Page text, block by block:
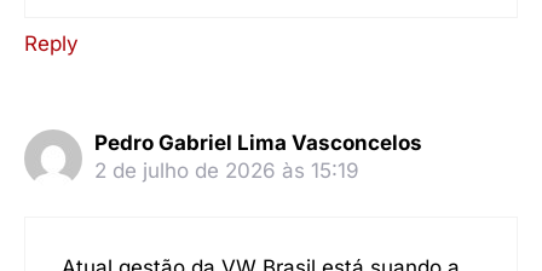
Reply
Pedro Gabriel Lima Vasconcelos
2 de julho de 2026 às 15:19